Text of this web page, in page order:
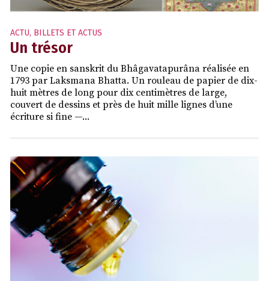
ACTU, BILLETS ET ACTUS
Un trésor
Une copie en sanskrit du Bhâgavatapurâna réalisée en
1793 par Laksmana Bhatta. Un rouleau de papier de dix-
huit mètres de long pour dix centimètres de large,
couvert de dessins et près de huit mille lignes d’une
écriture si fine —...